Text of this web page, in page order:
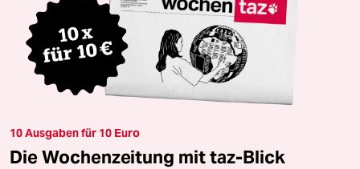
10 Ausgaben für 10 Euro
Die Wochenzeitung mit taz-Blick